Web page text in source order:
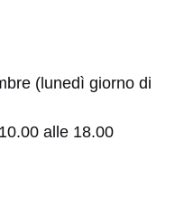
(lunedì giorno di
alle 18.00